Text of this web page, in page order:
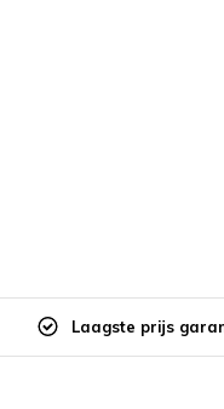
Laagste prijs